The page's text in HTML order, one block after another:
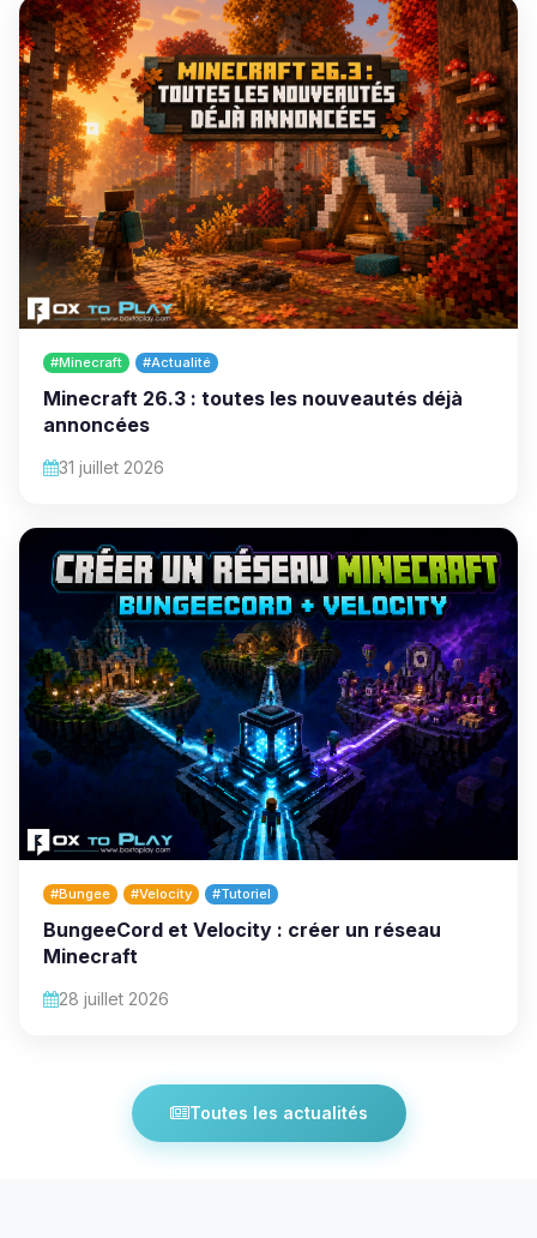
#Minecraft #Actualité
Minecraft 26.3 : toutes les nouveautés déjà
annoncées
31 juillet 2026
#Bungee #Velocity #Tutoriel
BungeeCord et Velocity : créer un réseau
Minecraft
28 juillet 2026
Toutes les actualités